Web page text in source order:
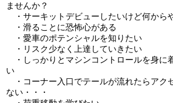
ませんか？
・サーキットデビューしたいけど何から
・滑ることに恐怖心がある
・愛車のポテンシャルを知りたい
・リスク少なく上達していきたい
・しっかりとマシンコントロールを身に
い
・コーナー入口でテールが流れたらアク
ない・・・